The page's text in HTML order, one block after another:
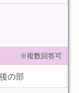
※複数回答可
の部